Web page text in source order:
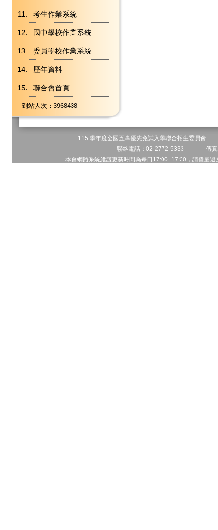
考生作業系統
國中學校作業系統
委員學校作業系統
歷年資料
聯合會首頁
到站人次：3968438
115 學年度全國五專優先免試入學聯合招生委員會
聯絡電話：02-2772-5333 傳
本會網路系統維護更新時間為每日17:00~17:30，請儘量